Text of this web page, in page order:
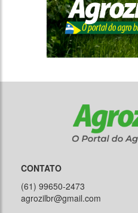
CONTATO
(61) 99650-2473
agrozilbr@gmail.com